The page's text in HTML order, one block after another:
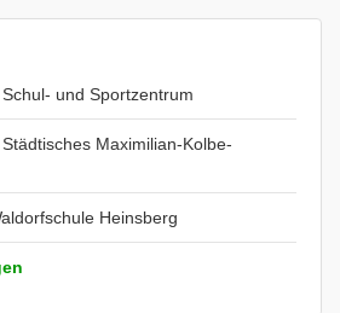
und Sportzentrum
Maximilian-Kolbe-
Heinsberg